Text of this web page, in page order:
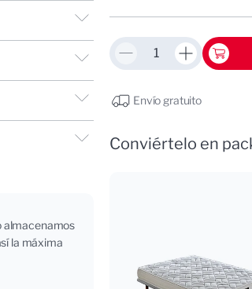
almacenamos
la máxima
Cantidad
Disminuir
Envío gratuito
Conviértelo en